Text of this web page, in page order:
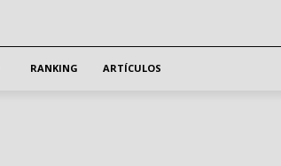
RANKING ARTÍCULOS